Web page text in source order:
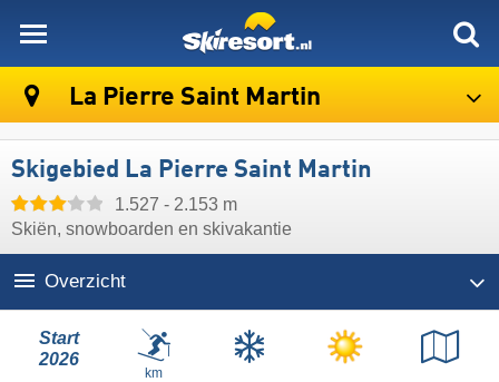
La Pierre Saint Martin
Skigebied La Pierre Saint Martin
1.527 - 2.153 m
Skiën, snowboarden en skivakantie
Overzicht
Start
2026
km